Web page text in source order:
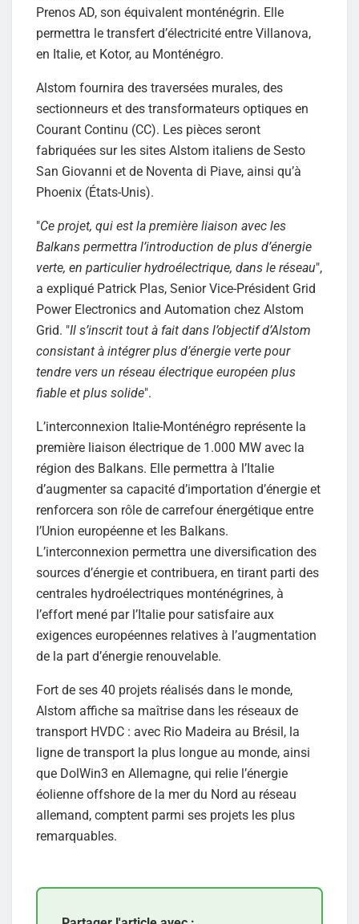
Prenos AD, son équivalent monténégrin. Elle
permettra le transfert d’électricité entre Villanova,
en Italie, et Kotor, au Monténégro.
Alstom fournira des traversées murales, des
sectionneurs et des transformateurs optiques en
Courant Continu (CC). Les pièces seront
fabriquées sur les sites Alstom italiens de Sesto
San Giovanni et de Noventa di Piave, ainsi qu’à
Phoenix (États-Unis).
"Ce projet, qui est la première liaison avec les
Balkans permettra l’introduction de plus d’énergie
verte, en particulier hydroélectrique, dans le réseau",
a expliqué Patrick Plas, Senior Vice-Président Grid
Power Electronics and Automation chez Alstom
Grid. "Il s’inscrit tout à fait dans l’objectif d’Alstom
consistant à intégrer plus d’énergie verte pour
tendre vers un réseau électrique européen plus
fiable et plus solide".
L’interconnexion Italie-Monténégro représente la
première liaison électrique de 1.000 MW avec la
région des Balkans. Elle permettra à l’Italie
d’augmenter sa capacité d’importation d’énergie et
renforcera son rôle de carrefour énergétique entre
l’Union européenne et les Balkans.
L’interconnexion permettra une diversification des
sources d’énergie et contribuera, en tirant parti des
centrales hydroélectriques monténégrines, à
l’effort mené par l’Italie pour satisfaire aux
exigences européennes relatives à l’augmentation
de la part d’énergie renouvelable.
Fort de ses 40 projets réalisés dans le monde,
Alstom affiche sa maîtrise dans les réseaux de
transport HVDC : avec Rio Madeira au Brésil, la
ligne de transport la plus longue au monde, ainsi
que DolWin3 en Allemagne, qui relie l’énergie
éolienne offshore de la mer du Nord au réseau
allemand, comptent parmi ses projets les plus
remarquables.